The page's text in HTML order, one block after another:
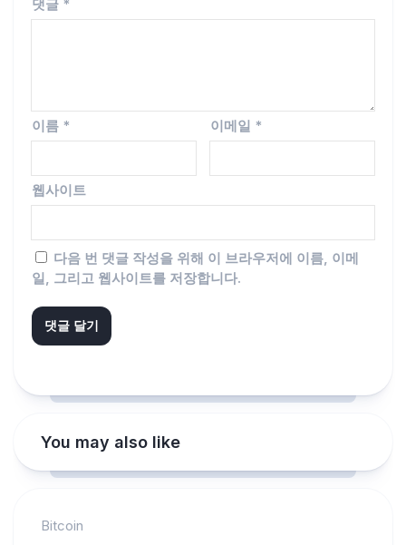
댓글 *
이름 * 이메일 *
웹사이트
다음 번 댓글 작성을 위해 이 브라우저에 이름, 이메
일, 그리고 웹사이트를 저장합니다.
You may also like
Bitcoin